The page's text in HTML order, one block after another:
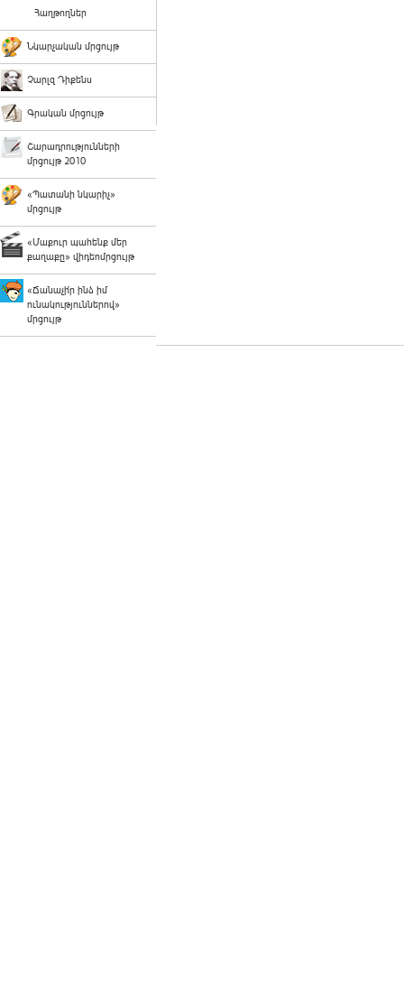
Հաղթողներ
Նկարչական մրցույթ
Չարլզ Դիքենս
Գրական մրցույթ
Շարադրությունների
մրցույթ 2010
«Պատանի նկարիչ»
մրցույթ
«Մաքուր պահենք մեր
քաղաքը» վիդեոմրցույթ
«Ճանաչի՛ր ինձ իմ
ունակություններով»
մրցույթ